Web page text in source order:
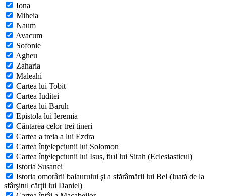
Iona
Miheia
Naum
Avacum
Sofonie
Agheu
Zaharia
Maleahi
Cartea lui Tobit
Cartea Iuditei
Cartea lui Baruh
Epistola lui Ieremia
Cântarea celor trei tineri
Cartea a treia a lui Ezdra
Cartea înţelepciunii lui Solomon
Cartea înţelepciunii lui Isus, fiul lui Sirah (Eclesiasticul)
Istoria Susanei
Istoria omorârii balaurului şi a sfărâmării lui Bel (luată de la
sfârşitul cărţii lui Daniel)